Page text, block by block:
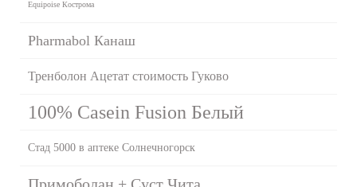
Equipoise Кострома
Pharmabol Канаш
Тренболон Ацетат стоимость Гуково
100% Casein Fusion Белый
Стад 5000 в аптеке Солнечногорск